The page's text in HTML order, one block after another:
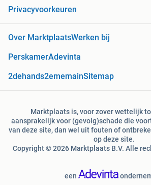
Privacyvoorkeuren
Over MarktplaatsWerken bij
PerskamerAdevinta
2dehands2ememainSitemap
Marktplaats is, voor zover wettelijk
aansprakelijk voor (gevolg)schade die
van deze site, dan wel uit fouten of
op deze site.
Copyright © 2026 Marktplaats B.V. Alle
een